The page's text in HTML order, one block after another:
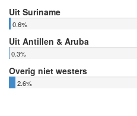
Uit Suriname
0.6%
Uit Antillen & Aruba
0.3%
Overig niet westers
2.6%